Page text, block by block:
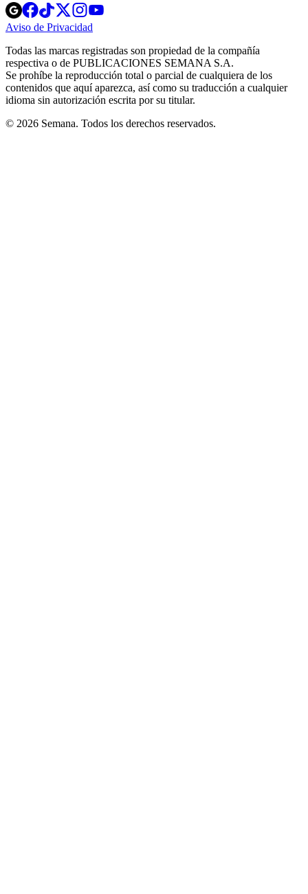
Opens
in
new
Opens
in
new
Opens
in
new
window
Opens
new
windowwindow
Aviso de Privacidad
new
window
Todas las marcas registradas son propiedad de la compañía
respectiva o de PUBLICACIONES SEMANA S.A.
Se prohíbe la reproducción total o parcial de cualquiera de los
contenidos que aquí aparezca, así como su traducción a cualquier
idioma sin autorización escrita por su titular.
© 2026 Semana. Todos los derechos reservados.